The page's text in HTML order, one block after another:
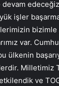
işler
var.
ülkenin
Milletimiz
ve